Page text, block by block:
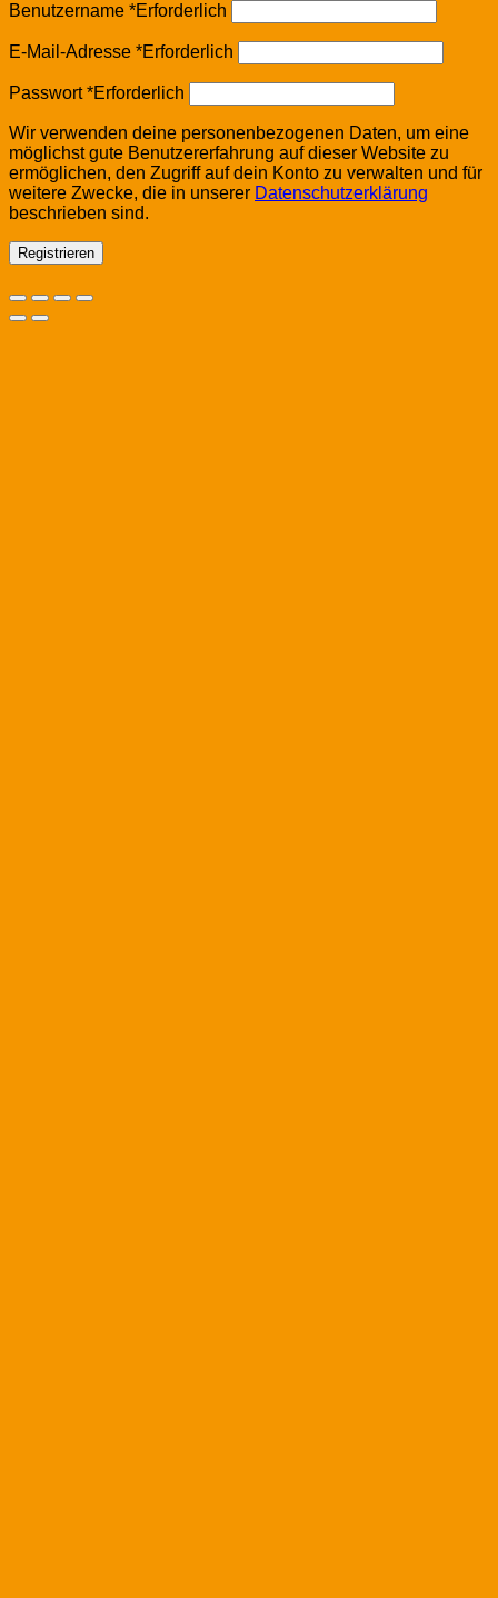
Benutzername *Erforderlich
E-Mail-Adresse *Erforderlich
Passwort*Erforderlich
Wir verwenden deine personenbezogenen Daten, um eine
möglichst gute Benutzererfahrung auf dieser Website zu
ermöglichen, den Zugriff auf dein Konto zu verwalten und für
weitere Zwecke, die in unserer Datenschutzerklärung
beschrieben sind.
Registrieren